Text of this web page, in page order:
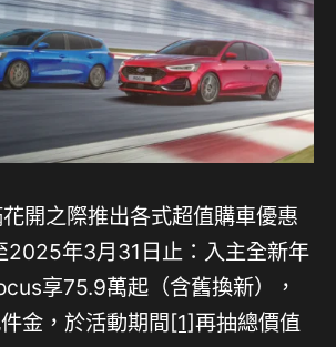
開之際推出各式超值購車優惠
2025年3月31日止：入主全新年
享75.9萬起（含舊換新），
金，於活動期間[1]再抽總價值